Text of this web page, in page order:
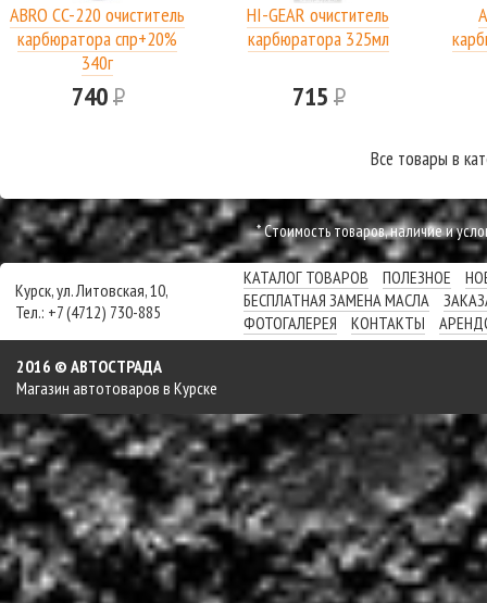
ABRO CC-220 очиститель
карбюратора спр+20%
340г
740Р
HI-GEAR очиститель
карбюратора 325мл
715Р
Все товары в
* Cтоимость товаров, наличие и
Курск, ул. Литовская, 10,
Тел.: +7 (4712) 730-885
КАТАЛОГ ТОВАРОВ ПОЛЕЗНОЕ
БЕСПЛАТНАЯ ЗАМЕНА МАСЛА
ФОТОГАЛЕРЕЯ
КОНТАКТЫ
2016 © АВТОСТРАДА
Магазин автотоваров в Курске